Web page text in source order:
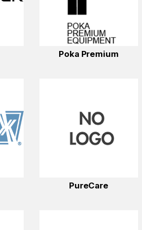
Poka Premium
PureCare